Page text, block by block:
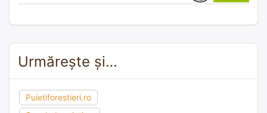
Urmărește și…
Puietiforestieri.ro